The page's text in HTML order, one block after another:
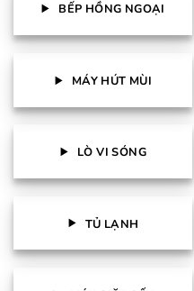
BẾP HỒNG NGOẠI
MÁY HÚT MÙI
LÒ VI SÓNG
TỦ LẠNH